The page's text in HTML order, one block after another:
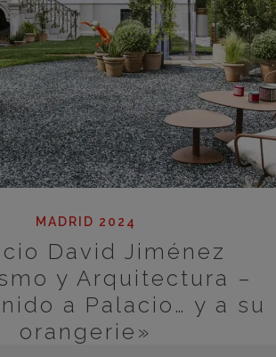
MADRID 2024
David Jiménez
y Arquitectura –
a Palacio… y a su
orangerie»